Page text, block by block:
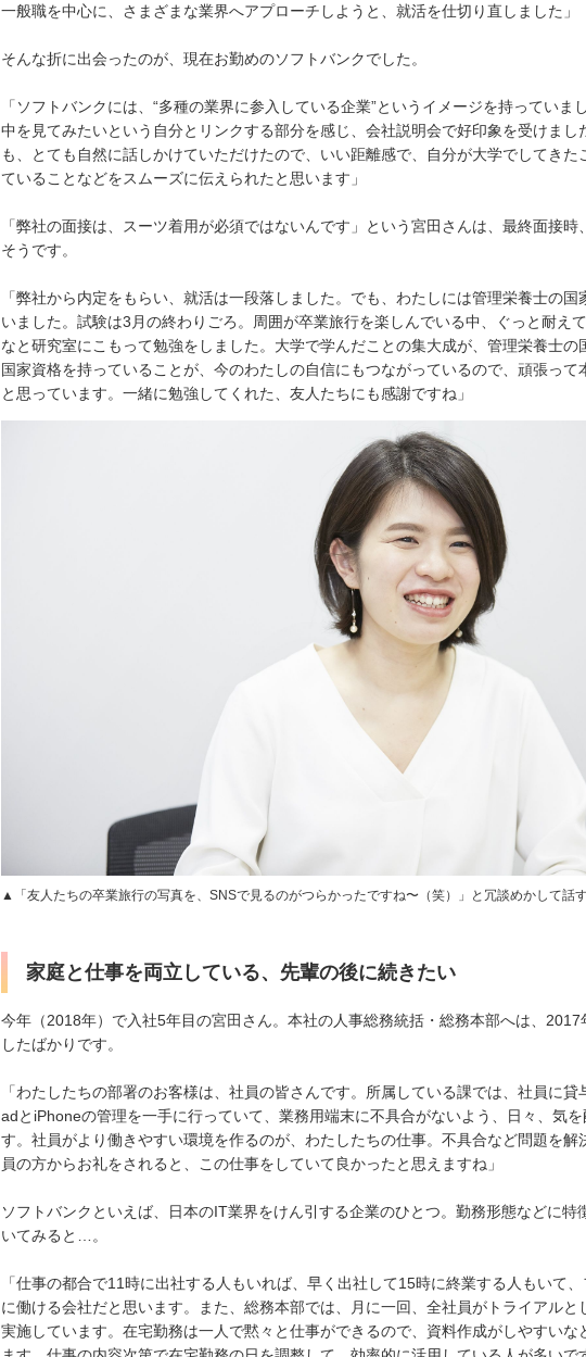
一般職を中心に、さまざまな業界へアプローチしようと、就活を仕切り直しました」
そんな折に出会ったのが、現在お勤めのソフトバンクでした。
「ソフトバンクには、“多種の業界に参入している企業”というイメージを持っていま
中を見てみたいという自分とリンクする部分を感じ、会社説明会で好印象を受けまし
も、とても自然に話しかけていただけたので、いい距離感で、自分が大学でしてきた
ていることなどをスムーズに伝えられたと思います」
「弊社の面接は、スーツ着用が必須ではないんです」という宮田さんは、最終面接時
そうです。
「弊社から内定をもらい、就活は一段落しました。でも、わたしには管理栄養士の国
いました。試験は3月の終わりごろ。周囲が卒業旅行を楽しんでいる中、ぐっと耐え
なと研究室にこもって勉強をしました。大学で学んだことの集大成が、管理栄養士の
国家資格を持っていることが、今のわたしの自信にもつながっているので、頑張って
と思っています。一緒に勉強してくれた、友人たちにも感謝ですね」
▲「友人たちの卒業旅行の写真を、SNSで見るのがつらかったですね〜（笑）」と冗談めかして話
家庭と仕事を両立している、先輩の後に続きたい
今年（2018年）で入社5年目の宮田さん。本社の人事総務統括・総務本部へは、2017
したばかりです。
「わたしたちの部署のお客様は、社員の皆さんです。所属している課では、社員に貸
adとiPhoneの管理を一手に行っていて、業務用端末に不具合がないよう、日々、気
す。社員がより働きやすい環境を作るのが、わたしたちの仕事。不具合など問題を解
員の方からお礼をされると、この仕事をしていて良かったと思えますね」
ソフトバンクといえば、日本のIT業界をけん引する企業のひとつ。勤務形態などに特
いてみると…。
「仕事の都合で11時に出社する人もいれば、早く出社して15時に終業する人もいて
に働ける会社だと思います。また、総務本部では、月に一回、全社員がトライアルと
実施しています。在宅勤務は一人で黙々と仕事ができるので、資料作成がしやすいな